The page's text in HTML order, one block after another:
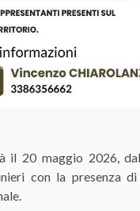
il 20 maggio 2026,
con la presenza